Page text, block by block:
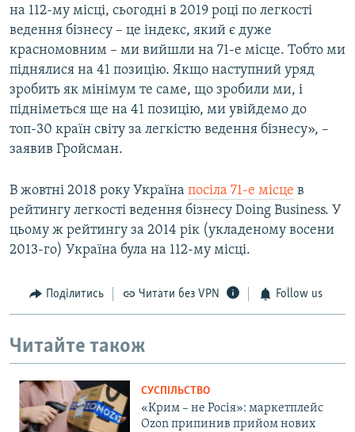
на 112-му місці, сьогодні в 2019 році по легкості
ведення бізнесу – це індекс, який є дуже
красномовним – ми вийшли на 71-е місце. Тобто ми
піднялися на 41 позицію. Якщо наступний уряд
зробить як мінімум те саме, що зробили ми, і
підніметься ще на 41 позицію, ми увійдемо до
топ-30 країн світу за легкістю ведення бізнесу», –
заявив Гройсман.
В жовтні 2018 року Україна посіла 71-е місце в
рейтингу легкості ведення бізнесу Doing Business. У
цьому ж рейтингу за 2014 рік (укладеному восени
2013-го) Україна була на 112-му місці.
Поділитись Читати без VPN Follow us
Читайте також
СУСПІЛЬСТВО
«Крим – не Росія»: маркетплейс
Ozon припинив прийом нових